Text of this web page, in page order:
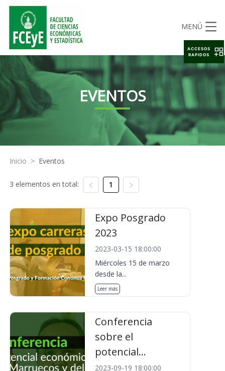
MENÚ
EVENTOS
Inicio > Eventos
3 elementos en total: 1
Expo Posgrado
2023
2023-03-15 18:00:00
Miércoles 15 de marzo
desde la...
Leer más
Conferencia
sobre el
potencial...
2023-09-19 18:00:00
ACCESOS
RAPIDOS